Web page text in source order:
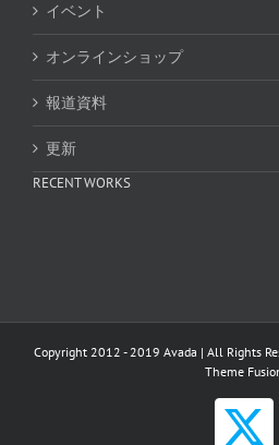
イベント
オンラインショップ
報道資料
更新
RECENT WORKS
Copyright 2012 - 2019 Avada | All Rights
Theme